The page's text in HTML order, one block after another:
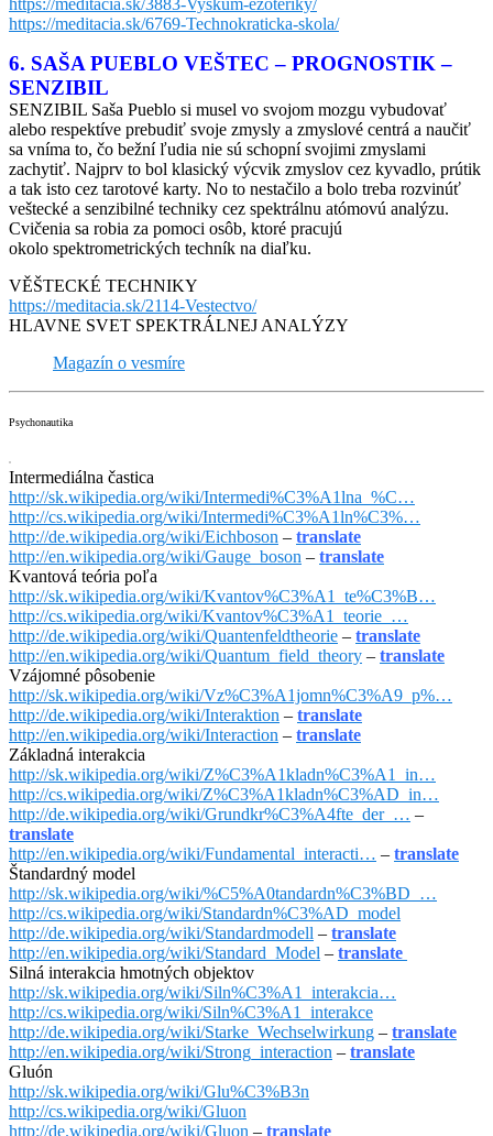
https://meditacia.sk/6769-Technokraticka-skola/
6. SAŠA PUEBLO VEŠTEC – PROGNOSTIK –
SENZIBIL
SENZIBIL Saša Pueblo si musel vo svojom mozgu vybudovať
alebo respektíve prebudiť svoje zmysly a zmyslové centrá a naučiť
sa vníma to, čo bežní ľudia nie sú schopní svojimi zmyslami
zachytiť. Najprv to bol klasický výcvik zmyslov cez kyvadlo, prútik
a tak isto cez tarotové karty. No to nestačilo a bolo treba rozvinúť
veštecké a senzibilné techniky cez spektrálnu atómovú analýzu.
Cvičenia sa robia za pomoci osôb, ktoré pracujú
okolo spektrometrických techník na diaľku.
VĚŠTECKÉ TECHNIKY
https://meditacia.sk/2114-Vestectvo/
HLAVNE SVET SPEKTRÁLNEJ ANALÝZY
Magazín o vesmíre
Psychonautika
Intermediálna častica
http://sk.wikipedia.org/wiki/Intermedi%C3%A1lna_%C…
http://cs.wikipedia.org/wiki/Intermedi%C3%A1ln%C3%…
http://de.wikipedia.org/wiki/Eichboson – translate
http://en.wikipedia.org/wiki/Gauge_boson – translate
Kvantová teória poľa
http://sk.wikipedia.org/wiki/Kvantov%C3%A1_te%C3%B…
http://cs.wikipedia.org/wiki/Kvantov%C3%A1_teorie_…
http://de.wikipedia.org/wiki/Quantenfeldtheorie – translate
http://en.wikipedia.org/wiki/Quantum_field_theory – translate
Vzájomné pôsobenie
http://sk.wikipedia.org/wiki/Vz%C3%A1jomn%C3%A9_p%…
http://de.wikipedia.org/wiki/Interaktion – translate
http://en.wikipedia.org/wiki/Interaction – translate
Základná interakcia
http://sk.wikipedia.org/wiki/Z%C3%A1kladn%C3%A1_in…
http://cs.wikipedia.org/wiki/Z%C3%A1kladn%C3%AD_in…
http://de.wikipedia.org/wiki/Grundkr%C3%A4fte_der_… –
translate
http://en.wikipedia.org/wiki/Fundamental_interacti… – translate
Štandardný model
http://sk.wikipedia.org/wiki/%C5%A0tandardn%C3%BD_…
http://cs.wikipedia.org/wiki/Standardn%C3%AD_model
http://de.wikipedia.org/wiki/Standardmodell – translate
http://en.wikipedia.org/wiki/Standard_Model – translate
Silná interakcia hmotných objektov
http://sk.wikipedia.org/wiki/Siln%C3%A1_interakcia…
http://cs.wikipedia.org/wiki/Siln%C3%A1_interakce
http://de.wikipedia.org/wiki/Starke_Wechselwirkung – translate
http://en.wikipedia.org/wiki/Strong_interaction – translate
Gluón
http://sk.wikipedia.org/wiki/Glu%C3%B3n
http://cs.wikipedia.org/wiki/Gluon
http://de.wikipedia.org/wiki/Gluon – translate